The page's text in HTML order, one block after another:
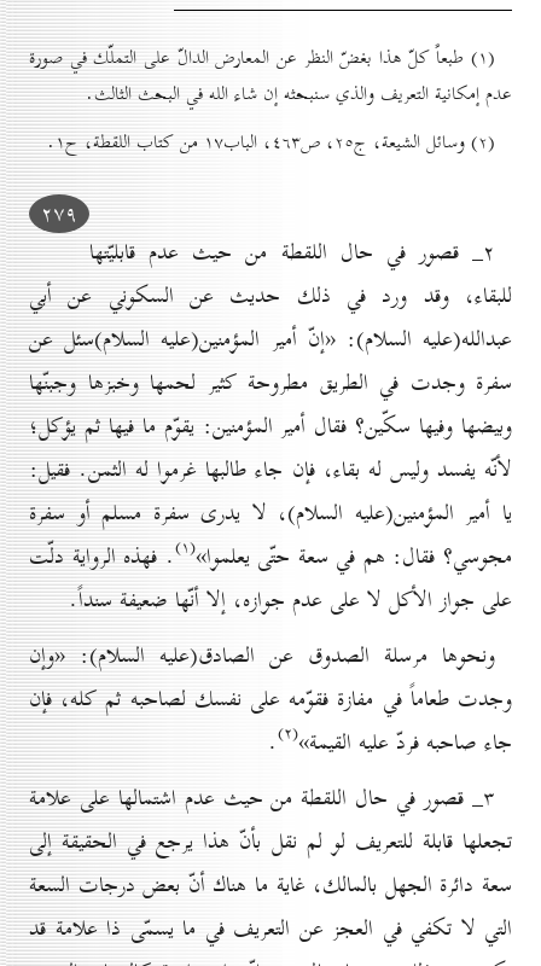
(۱) طبعاً كلّ هذا بغضّ النظر عن المعارض الدالّ على التملّك في صورة
عدم إمكانية التعريف والذي سنبحثه إن شاء الله في البحث الثالث.
(۲) وسائل الشيعة، ج۲٥، ص٤٦۳، الباب۱۷ من كتاب اللقطة، ح۱.
۲۷۹
۲_ قصور في حال اللقطة من حيث عدم قابليّتها
للبقاء، وقد ورد في ذلك حديث عن السكوني عن أبي
عبدالله(علیه السلام): «إنّ أمير المؤمنين(علیه السلام)سئل عن
سفرة وجدت في الطريق مطروحة كثير لحمها وخبزها وجبنّها
وبيضها وفيها سكّين؟ فقال أمير المؤمنين: يقوّم ما فيها ثم يؤكل؛
لأنّه يفسد وليس له بقاء، فإن جاء طالبها غرموا له الثمن. فقيل:
يا أمير المؤمنين(علیه السلام)، لا يدرى سفرة مسلم أو سفرة
مجوسي؟ فقال: هم في سعة حتّى يعلموا»(۱) . فهذه الرواية دلّت
على جواز الأكل لا على عدم جوازه، إلا أنّها ضعيفة سنداً.
ونحوها مرسلة الصدوق عن الصادق(علیه السلام): «وإن
وجدت طعاماً في مفازة فقوّمه على نفسك لصاحبه ثم كله، فإن
جاء صاحبه فردّ عليه القيمة»(۲) .
۳_ قصور في حال اللقطة من حيث عدم اشتمالها على علامة
تجعلها قابلة للتعريف لو لم نقل بأنّ هذا يرجع في الحقيقة إلى
سعة دائرة الجهل بالمالك، غاية ما هناك أنّ بعض درجات السعة
التي لا تكفي في العجز عن التعريف في ما يسمّى ذا علامة قد